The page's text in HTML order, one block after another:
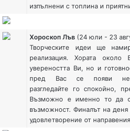
изпълнени с топлина и
Хороскоп Лъв (24 юли - 23
Творческите идеи ще
реализация. Хората
увереността Ви, но и
пред Вас се появи
разгледайте го спокойно,
Възможно е именно то да
възможност. Финалът на
удовлетворение от